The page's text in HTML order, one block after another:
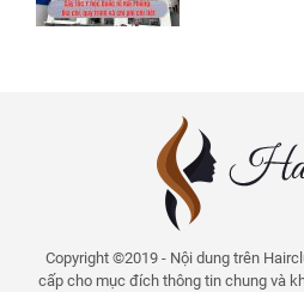
Copyright ©2019 - Nội dung trên
cấp cho mục đích thông tin chung và